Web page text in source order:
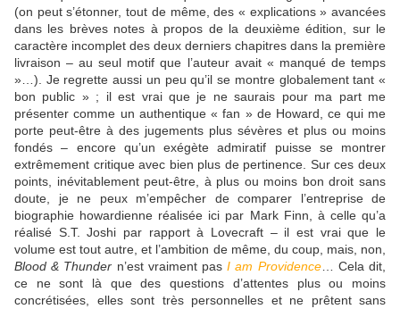
(on peut s’étonner, tout de même, des « explications » avancées
dans les brèves notes à propos de la deuxième édition, sur le
caractère incomplet des deux derniers chapitres dans la première
livraison – au seul motif que l’auteur avait « manqué de temps
»…). Je regrette aussi un peu qu’il se montre globalement tant «
bon public » ; il est vrai que je ne saurais pour ma part me
présenter comme un authentique « fan » de Howard, ce qui me
porte peut-être à des jugements plus sévères et plus ou moins
fondés – encore qu’un exégète admiratif puisse se montrer
extrêmement critique avec bien plus de pertinence. Sur ces deux
points, inévitablement peut-être, à plus ou moins bon droit sans
doute, je ne peux m’empêcher de comparer l’entreprise de
biographie howardienne réalisée ici par Mark Finn, à celle qu’a
réalisé S.T. Joshi par rapport à Lovecraft – il est vrai que le
volume est tout autre, et l’ambition de même, du coup, mais, non,
Blood & Thunder n’est vraiment pasI am Providence… Cela dit,
ce ne sont là que des questions d’attentes plus ou moins
concrétisées, elles sont très personnelles et ne prêtent sans